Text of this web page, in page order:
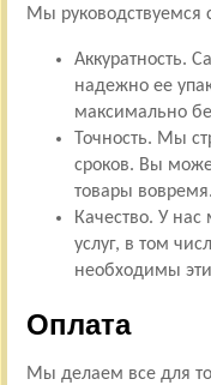
Мы
Аккуратность.
надежно ее
максимально
Точность. Мы
сроков. Вы
товары вовремя.
Качество. У
услуг, в том
необходимы
Оплата
Мы делаем все для